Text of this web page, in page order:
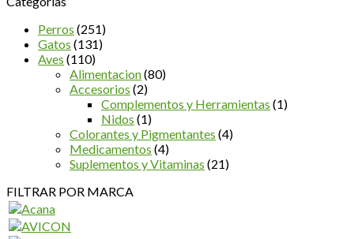
Perros (251)
Gatos (131)
Aves (110)
Alimentacion(80)
Accesorios (2)
Complementos y Herramientas (1)
Nidos (1)
Colorantes y Pigmentantes (4)
Medicamentos (4)
Suplementos y Vitaminas (21)
FILTRAR POR MARCA